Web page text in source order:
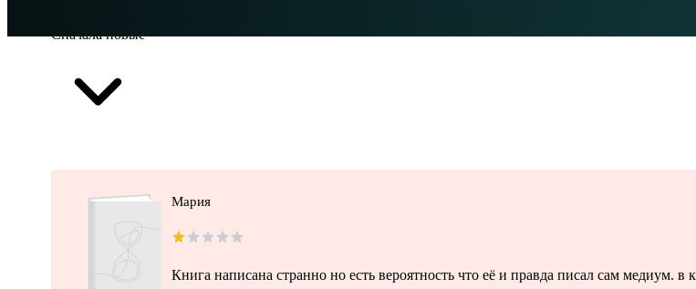
Сначала новые
Мария
Книга написана странно но есть вероятность что её и правда писал сам медиум.